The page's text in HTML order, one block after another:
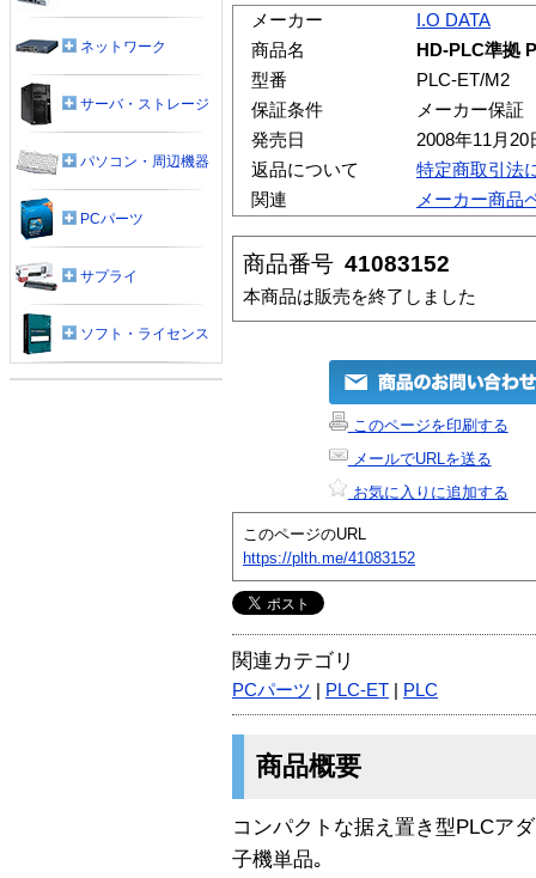
メーカー
I.O DATA
商品名
HD-PLC準拠
型番
PLC-ET/M2
保証条件
メーカー保証
発売日
2008年11月20
返品について
特定商取引法
関連
メーカー商品
商品番号 41083152
本商品は販売を終了しました
このページを印刷する
メールでURLを送る
お気に入りに追加する
このページのURL
https://plth.me/41083152
関連カテゴリ
PCパーツ PLC-ET PLC
商品概要
コンパクトな据え置き型PLCア
子機単品｡
ネットワーク
サーバ・ストレージ
パソコン・周辺機器
PCパーツ
サプライ
ソフト・ライセンス